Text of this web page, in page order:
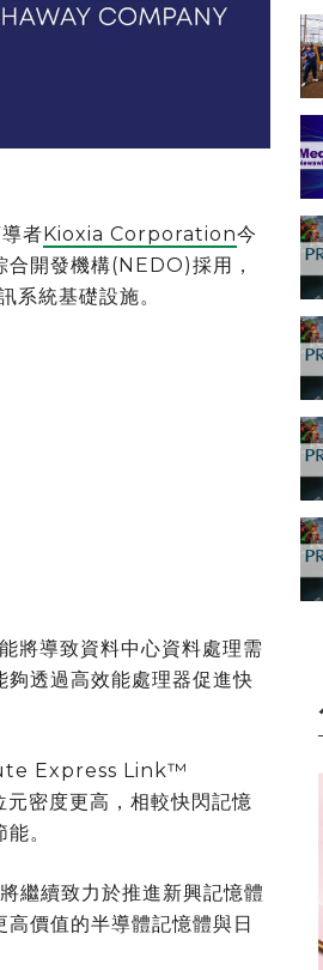
者Kioxia Corporation今
開發機構(NEDO)採用，
系統基礎設施。
將導致資料中心資料處理需
透過高效能處理器促進快
Express Link™
密度更高，相較快閃記憶
。
繼續致力於推進新興記憶體
價值的半導體記憶體與日